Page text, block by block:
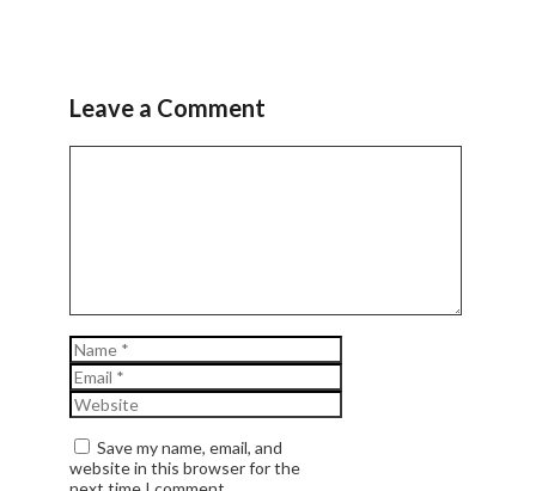
Leave a Comment
Name
Email
Website
Save my name, email, and
website in this browser for the